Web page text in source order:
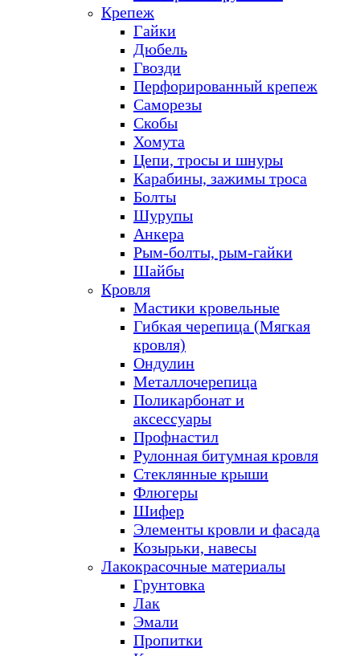
Крепеж
Гайки
Дюбель
Гвозди
Перфорированный крепеж
Саморезы
Скобы
Хомута
Цепи, тросы и шнуры
Карабины, зажимы троса
Болты
Шурупы
Анкера
Рым-болты, рым-гайки
Шайбы
Кровля
Мастики кровельные
Гибкая черепица (Мягкая
кровля)
Ондулин
Металлочерепица
Поликарбонат и
аксессуары
Профнастил
Рулонная битумная кровля
Стеклянные крыши
Флюгеры
Шифер
Элементы кровли и фасада
Козырьки, навесы
Лакокрасочные материалы
Грунтовка
Лак
Эмали
Пропитки